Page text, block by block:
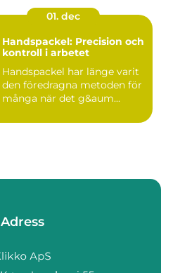
01. dec
Handspackel: Precision och
kontroll i arbetet
Handspackel har länge varit
den föredragna metoden för
många när det g&aum...
Adress